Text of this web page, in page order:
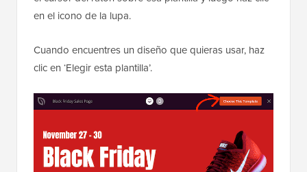
en el icono de la lupa.
Cuando encuentres un diseño que quieras usar, haz
clic en ‘Elegir esta plantilla’.